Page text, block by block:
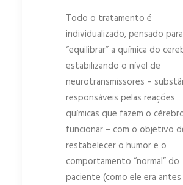
Todo o tratamento é
individualizado, pensado para
“equilibrar” a química do
estabilizando o nível de
neurotransmissores –
responsáveis pelas reações
químicas que fazem o
funcionar – com o objetivo
restabelecer o humor e o
comportamento “normal” do
paciente (como ele era